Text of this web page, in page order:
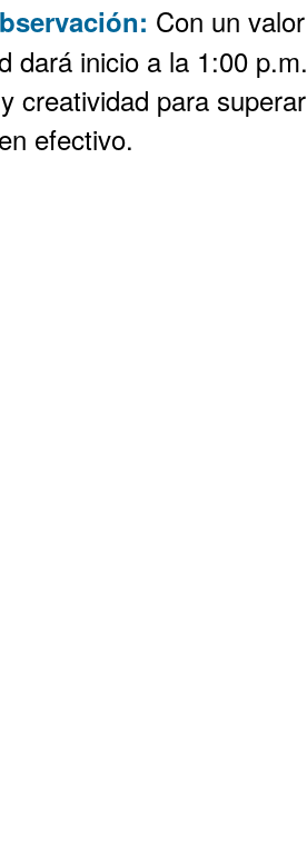
Con un
dará inicio a la 1:00
creatividad para
efectivo.